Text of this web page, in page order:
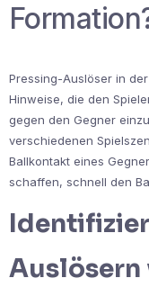
Pressing-Auslöser in
Hinweise, die den
gegen den Gegner
verschiedenen
Ballkontakt eines
schaffen, schnell den
Auslösern